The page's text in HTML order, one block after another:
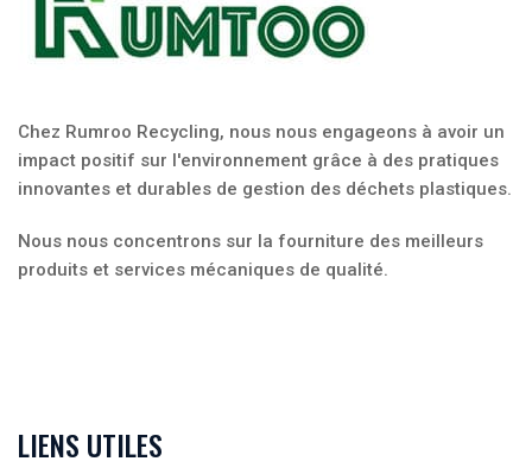
Chez Rumroo Recycling, nous nous engageons à avoir un
impact positif sur l'environnement grâce à des pratiques
innovantes et durables de gestion des déchets plastiques.
Nous nous concentrons sur la fourniture des meilleurs
produits et services mécaniques de qualité.
LIENS UTILES